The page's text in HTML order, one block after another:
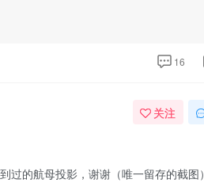
16
关注
的航母投影，谢谢（唯一留存的截图）